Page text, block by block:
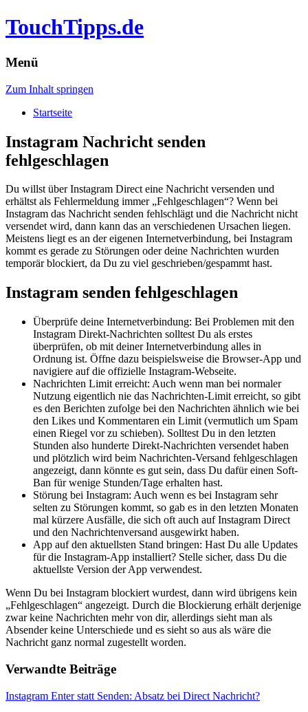
TouchTipps.de
Menü
Zum Inhalt springen
Startseite
Instagram Nachricht senden
fehlgeschlagen
Du willst über Instagram Direct eine Nachricht versenden und
erhältst als Fehlermeldung immer „Fehlgeschlagen“? Wenn bei
Instagram das Nachricht senden fehlschlägt und die Nachricht nicht
versendet wird, dann kann das an verschiedenen Ursachen liegen.
Meistens liegt es an der eigenen Internetverbindung, bei Instagram
kommt es gerade zu Störungen oder deine Nachrichten wurden
temporär blockiert, da Du zu viel geschrieben/gespammt hast.
Instagram senden fehlgeschlagen
Überprüfe deine Internetverbindung: Bei Problemen mit den
Instagram Direkt-Nachrichten solltest Du als erstes
überprüfen, ob mit deiner Internetverbindung alles in
Ordnung ist. Öffne dazu beispielsweise die Browser-App und
navigiere auf die offizielle Instagram-Webseite.
Nachrichten Limit erreicht: Auch wenn man bei normaler
Nutzung eigentlich nie das Nachrichten-Limit erreicht, so gibt
es den Berichten zufolge bei den Nachrichten ähnlich wie bei
den Likes und Kommentaren ein Limit (vermutlich um Spam
einen Riegel vor zu schieben). Solltest Du in den letzten
Stunden also hunderte Direkt-Nachrichten versendet haben
und plötzlich wird beim Nachrichten-Versand fehlgeschlagen
angezeigt, dann könnte es gut sein, dass Du dafür einen Soft-
Ban für wenige Stunden/Tage erhalten hast.
Störung bei Instagram: Auch wenn es bei Instagram sehr
selten zu Störungen kommt, so gab es in den letzten Monaten
mal kürzere Ausfälle, die sich oft auch auf Instagram Direct
und den Nachrichtenversand ausgewirkt haben.
App auf den aktuellsten Stand bringen: Hast Du alle Updates
für die Instagram-App installiert? Stelle sicher, dass Du die
aktuellste Version der App verwendest.
Wenn Du bei Instagram blockiert wurdest, dann wird übrigens kein
„Fehlgeschlagen“ angezeigt. Durch die Blockierung erhält derjenige
zwar keine Nachrichten mehr von dir, allerdings sieht man als
Absender keine Unterschiede und es sieht so aus als wäre die
Nachricht ganz normal zugestellt worden.
Verwandte Beiträge
Instagram Enter statt Senden: Absatz bei Direct Nachricht?